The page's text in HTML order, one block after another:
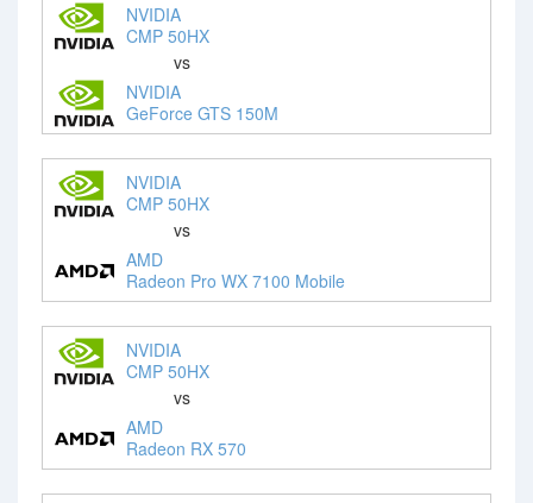
NVIDIA
CMP 50HX
vs
NVIDIA
GeForce GTS 150M
NVIDIA
CMP 50HX
vs
AMD
Radeon Pro WX 7100 Mobile
NVIDIA
CMP 50HX
vs
AMD
Radeon RX 570